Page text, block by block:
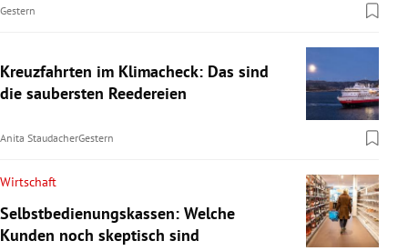
Gestern
Kreuzfahrten im Klimacheck: Das sind
die saubersten Reedereien
Anita StaudacherGestern
Wirtschaft
Selbstbedienungskassen: Welche
Kunden noch skeptisch sind